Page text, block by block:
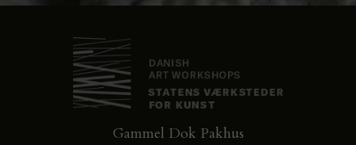
Gammel Dok Pakhus